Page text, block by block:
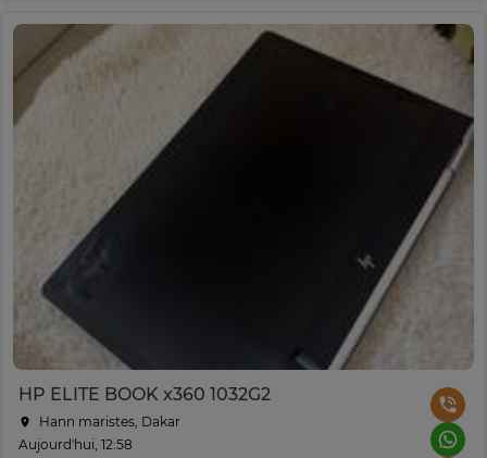
HP ELITE BOOK x360 1032G2
Hann maristes, Dakar
Aujourd'hui, 12:58